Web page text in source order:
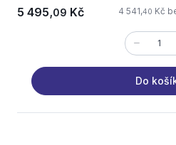
5 495,09 Kč 4 541,40 Kč
Do